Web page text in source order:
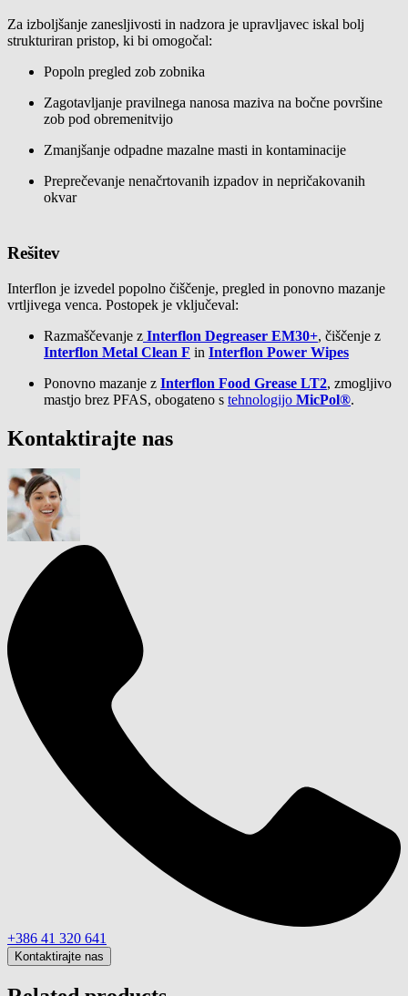
Za izboljšanje zanesljivosti in nadzora je upravljavec iskal bolj
strukturiran pristop, ki bi omogočal:
Popoln pregled zob zobnika
Zagotavljanje pravilnega nanosa maziva na bočne površine
zob pod obremenitvijo
Zmanjšanje odpadne mazalne masti in kontaminacije
Preprečevanje nenačrtovanih izpadov in nepričakovanih
okvar
Rešitev
Interflon je izvedel popolno čiščenje, pregled in ponovno mazanje
vrtljivega venca. Postopek je vključeval:
Razmaščevanje z Interflon Degreaser EM30+, čiščenje z
Interflon Metal Clean F in Interflon Power Wipes
Ponovno mazanje z Interflon Food Grease LT2, zmogljivo
mastjo brez PFAS, obogateno s tehnologijo MicPol®.
Kontaktirajte nas
+386 41 320 641
Kontaktirajte nas